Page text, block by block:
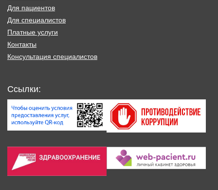
Для пациентов
Для специалистов
Платные услуги
Контакты
Консультация специалистов
Ссылки: